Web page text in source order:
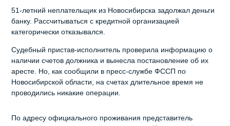
51-летний неплательщик из Новосибирска задолжал деньги
банку. Рассчитываться с кредитной организацией
категорически отказывался.
Судебный пристав-исполнитель проверила информацию о
наличии счетов должника и вынесла постановление об их
аресте. Но, как сообщили в пресс-службе ФССП по
Новосибирской области, на счетах длительное время не
проводились никакие операции.
По адресу официального проживания представитель